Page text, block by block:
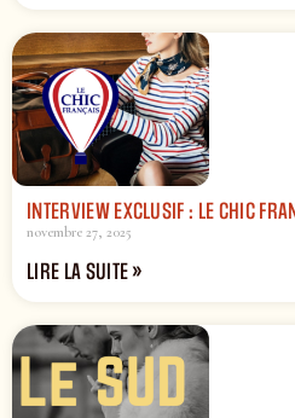
INTERVIEW EXCLUSIF : LE CHIC
novembre 27, 2025
LIRE LA SUITE »